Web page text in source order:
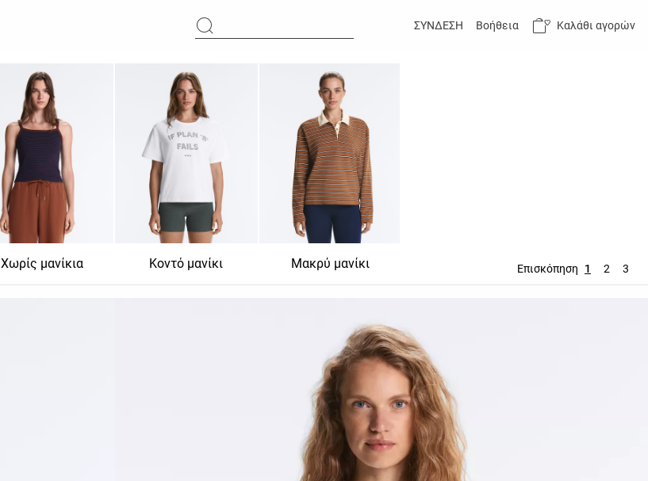
ΣΥΝΔΕΣΗ Βοήθεια Καλάθι αγορών
Χωρίς μανίκια Κοντό μανίκι Μακρύ μανίκι Επισκόπηση 1 2 3